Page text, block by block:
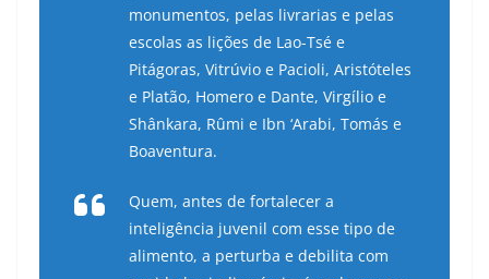
monumentos, pelas livrarias e pelas
escolas as lições de Lao-Tsé e
Pitágoras, Vitrúvio e Pacioli, Aristóteles
e Platão, Homero e Dante, Virgílio e
Shânkara, Rûmi e Ibn ‘Arabi, Tomás e
Boaventura.
Quem, antes de fortalecer a
inteligência juvenil com esse tipo de
alimento, a perturba e debilita com